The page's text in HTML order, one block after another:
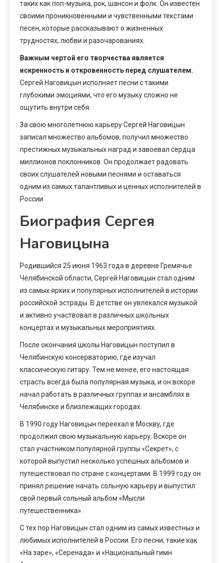
таких как поп-музыка, рок, шансон и фолк. Он известен
своими проникновенными и чувственными текстами
песен, которые рассказывают о жизненных
трудностях, любви и разочарованиях.
Важным чертой его творчества является
искренность и откровенность перед слушателем.
Сергей Наговицын исполняет песни с такими
глубокими эмоциями, что его музыку сложно не
ощутить внутри себя.
За свою многолетнюю карьеру Сергей Наговицын
записал множество альбомов, получил множество
престижных музыкальных наград и завоевал сердца
миллионов поклонников. Он продолжает радовать
своих слушателей новыми песнями и оставаться
одним из самых талантливых и ценных исполнителей в
России.
Биография Сергея
Наговицына
Родившийся 25 июня 1963 года в деревне Гремячье
Челябинской области, Сергей Наговицын стал одним
из самых ярких и популярных исполнителей в истории
российской эстрады. В детстве он увлекался музыкой
и активно участвовал в различных школьных
концертах и музыкальных мероприятиях.
После окончания школы Наговицын поступил в
Челябинскую консерваторию, где изучал
классическую гитару. Тем не менее, его настоящая
страсть всегда была популярная музыка, и он вскоре
начал работать в различных группах и ансамблях в
Челябинске и близлежащих городах.
В 1990 году Наговицын переехал в Москву, где
продолжил свою музыкальную карьеру. Вскоре он
стал участником популярной группы «Секрет», с
которой выпустил несколько успешных альбомов и
путешествовал по стране с концертами. В 1999 году он
принял решение начать сольную карьеру и выпустил
свой первый сольный альбом «Мысли
путешественника».
С тех пор Наговицын стал одним из самых известных и
любимых исполнителей в России. Его песни, такие как
«На заре», «Серенада» и «Национальный гимн